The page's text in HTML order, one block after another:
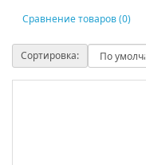
Сравнение товаров (0)
Сортировка: